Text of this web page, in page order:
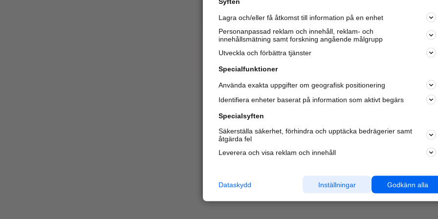
Varje vecka besöker du och 4 miljonerandra härliga
oss för att hitta rätt lokal information om företag,
Lagra och/eller få åtkomst till information på en enhet
Personanpassad reklam och innehåll, reklam- och
innehållsmätning samt forskning angående målgrupp
Utveckla och förbättra tjänster
Specialfunktioner
Använda exakta uppgifter om geografisk positionering
Identifiera enheter baserat på information som aktivt begärs
Specialsyften
Säkerställa säkerhet, förhindra och upptäcka bedrägerier samt
åtgärda fel
Leverera och visa reklam och innehåll
Godkänn alla
Inställningar
Dataskydd